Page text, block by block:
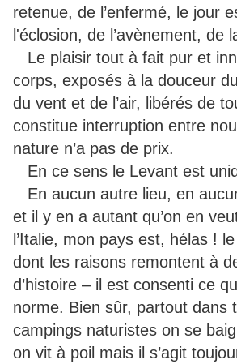
retenue, de l’enfermé, le jour
l'éclosion, de l’avènement, de
Le plaisir tout à fait pur et
corps, exposés à la douceur
du vent et de l’air, libérés de
constitue interruption entre
nature n’a pas de prix.
En ce sens le Levant est
En aucun autre lieu, en
et il y en a autant qu’on en
l’Italie, mon pays est, hélas !
dont les raisons remontent à
d’histoire – il est consenti ce
norme. Bien sûr, partout dans
campings naturistes on se
on vit à poil mais il s’agit